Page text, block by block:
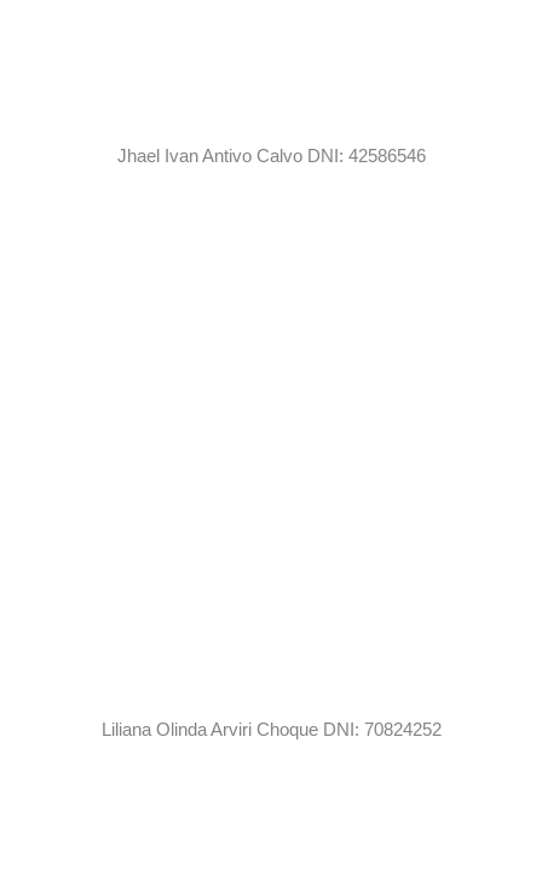
Jhael Ivan Antivo Calvo DNI: 42586546
Liliana Olinda Arviri Choque DNI: 70824252